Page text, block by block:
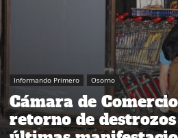
Informando Primero Osorno
Cámara de
retorno de